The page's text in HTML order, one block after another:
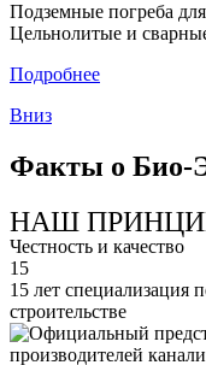
Подземные погреба
Цельнолитые и
Подробнее
Вниз
Факты о Био-
НАШ
Честность и качество
15
15 лет специализация
строительстве